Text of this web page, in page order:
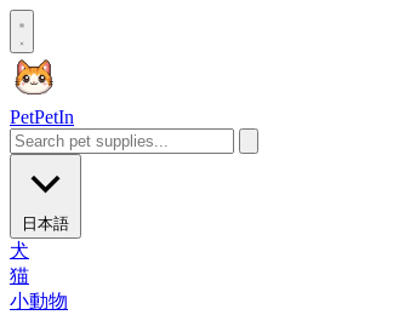
PetPetIn
日本語
犬
猫
小動物